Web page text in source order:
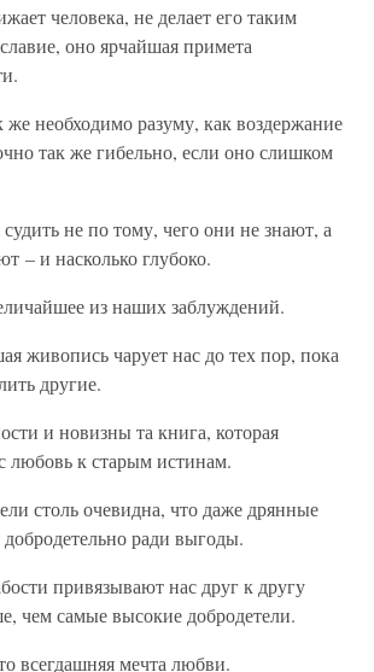
человека, не делает его таким
оно ярчайшая примета
же необходимо разуму, как воздержание
так же гибельно, если оно слишком
не по тому, чего они не знают, а
– и насколько глубоко.
из наших заблуждений.
живопись чарует нас до тех пор, пока
другие.
и новизны та книга, которая
любовь к старым истинам.
столь очевидна, что даже дрянные
ради выгоды.
привязывают нас друг к другу
чем самые высокие добродетели.
всегдашняя мечта любви.